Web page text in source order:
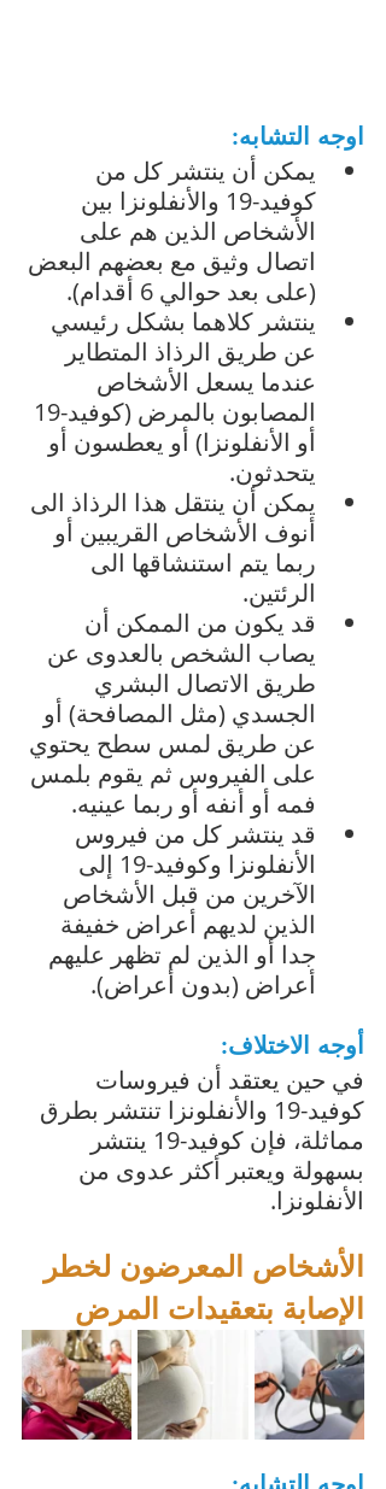
اوجه التشابه:
يمكن أن ينتشر كل من
كوفيد-19 والأنفلونزا بين
الأشخاص الذين هم على
اتصال وثيق مع بعضهم البعض
(على بعد حوالي 6 أقدام).
ينتشر كلاهما بشكل رئيسي
عن طريق الرذاذ المتطاير
عندما يسعل الأشخاص
أو الأنفلونزا) أو يعطسون أو
يتحدثون.
يمكن أن ينتقل هذا الرذاذ الى
أنوف الأشخاص القريبين أو
ربما يتم استنشاقها الى
الرئتين.
قد يكون من الممكن أن
يصاب الشخص بالعدوى عن
طريق الاتصال البشري
الجسدي (مثل المصافحة) أو
عن طريق لمس سطح يحتوي
على الفيروس ثم يقوم بلمس
فمه أو أنفه أو ربما عينيه.
قد ينتشر كل من فيروس
الأنفلونزا وكوفيد-19 إلى
الآخرين من قبل الأشخاص
الذين لديهم أعراض خفيفة
جدا أو الذين لم تظهر عليهم
أعراض (بدون أعراض).
أوجه الاختلاف:
في حين يعتقد أن فيروسات
كوفيد-19 والأنفلونزا تنتشر بطرق
مماثلة، فإن كوفيد-19 ينتشر
بسهولة ويعتبر أكثر عدوى من
الأنفلونزا.
الأشخاص المعرضون لخطر
الإصابة بتعقيدات المرض